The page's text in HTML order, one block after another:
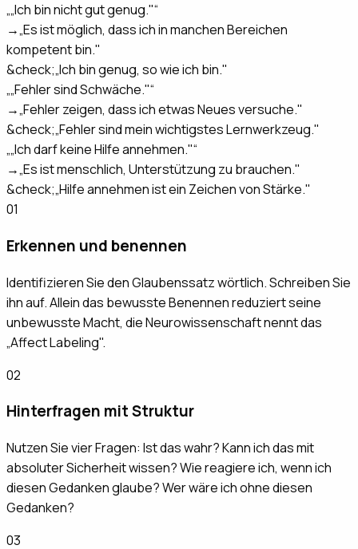
„„Ich bin nicht gut genug."“
→„Es ist möglich, dass ich in manchen Bereichen
kompetent bin."
&check;„Ich bin genug, so wie ich bin."
„„Fehler sind Schwäche."“
→„Fehler zeigen, dass ich etwas Neues versuche."
&check;„Fehler sind mein wichtigstes Lernwerkzeug."
„„Ich darf keine Hilfe annehmen."“
→„Es ist menschlich, Unterstützung zu brauchen."
&check;„Hilfe annehmen ist ein Zeichen von Stärke."
01
Erkennen und benennen
Identifizieren Sie den Glaubenssatz wörtlich. Schreiben Sie
ihn auf. Allein das bewusste Benennen reduziert seine
unbewusste Macht, die Neurowissenschaft nennt das
„Affect Labeling".
02
Hinterfragen mit Struktur
Nutzen Sie vier Fragen: Ist das wahr? Kann ich das mit
absoluter Sicherheit wissen? Wie reagiere ich, wenn ich
diesen Gedanken glaube? Wer wäre ich ohne diesen
Gedanken?
03